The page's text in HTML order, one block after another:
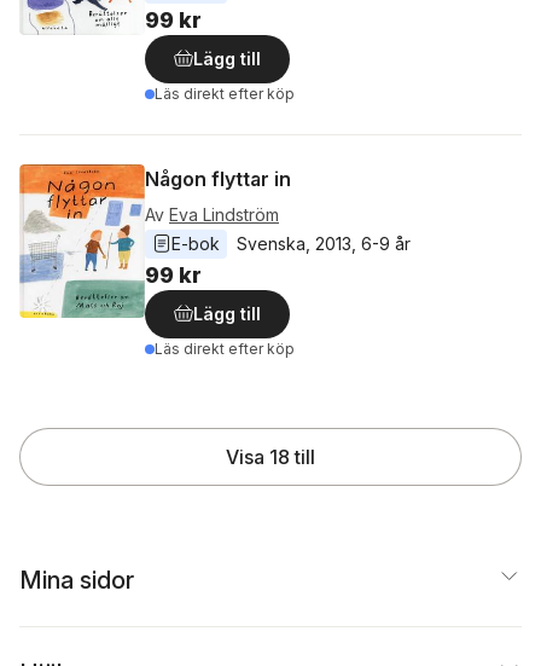
99 kr
Lägg till
Läs direkt efter köp
Någon flyttar in
Av Eva Lindström
E-bok
Svenska 2013 6-9 år
99 kr
Lägg till
Läs direkt efter köp
Visa 18 till
Mina sidor